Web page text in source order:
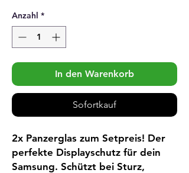
Anzahl *
In den Warenkorb
Sofortkauf
2x Panzerglas zum Setpreis! Der
perfekte Displayschutz für dein
Samsung. Schützt bei Sturz,